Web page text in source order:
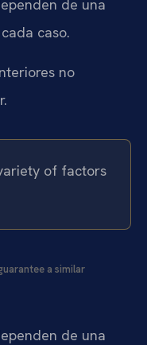
de una
caso.
no
of factors
a similar
de una